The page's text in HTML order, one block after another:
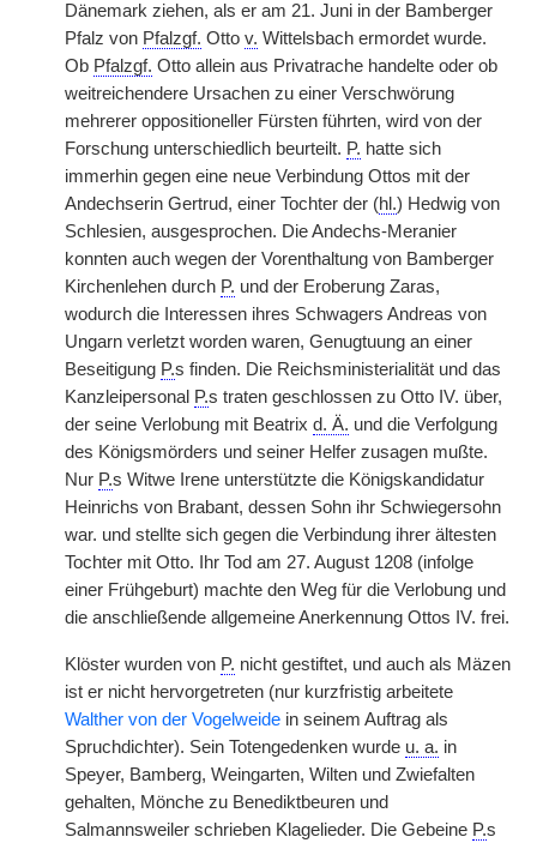
Dänemark ziehen, als er am 21. Juni in der Bamberger
Pfalz von Pfalzgf. Otto v. Wittelsbach ermordet wurde.
Ob Pfalzgf. Otto allein aus Privatrache handelte oder ob
weitreichendere Ursachen zu einer Verschwörung
mehrerer oppositioneller Fürsten führten, wird von der
Forschung unterschiedlich beurteilt. P. hatte sich
immerhin gegen eine neue Verbindung Ottos mit der
Andechserin Gertrud, einer Tochter der (hl.) Hedwig von
Schlesien, ausgesprochen. Die Andechs-Meranier
konnten auch wegen der Vorenthaltung von Bamberger
Kirchenlehen durch P. und der Eroberung Zaras,
wodurch die Interessen ihres Schwagers Andreas von
Ungarn verletzt worden waren, Genugtuung an einer
Beseitigung P.s finden. Die Reichsministerialität und das
Kanzleipersonal P.s traten geschlossen zu Otto IV. über,
der seine Verlobung mit Beatrix d. Ä. und die Verfolgung
des Königsmörders und seiner Helfer zusagen mußte.
Nur P.s Witwe Irene unterstützte die Königskandidatur
Heinrichs von Brabant, dessen Sohn ihr Schwiegersohn
war. und stellte sich gegen die Verbindung ihrer ältesten
Tochter mit Otto. Ihr Tod am 27. August 1208 (infolge
einer Frühgeburt) machte den Weg für die Verlobung und
die anschließende allgemeine Anerkennung Ottos IV. frei.
Klöster wurden von P. nicht gestiftet, und auch als Mäzen
ist er nicht hervorgetreten (nur kurzfristig arbeitete
Walther von der Vogelweide in seinem Auftrag als
Spruchdichter). Sein Totengedenken wurde u. a. in
Speyer, Bamberg, Weingarten, Wilten und Zwiefalten
gehalten, Mönche zu Benediktbeuren und
Salmannsweiler schrieben Klagelieder. Die Gebeine P.s